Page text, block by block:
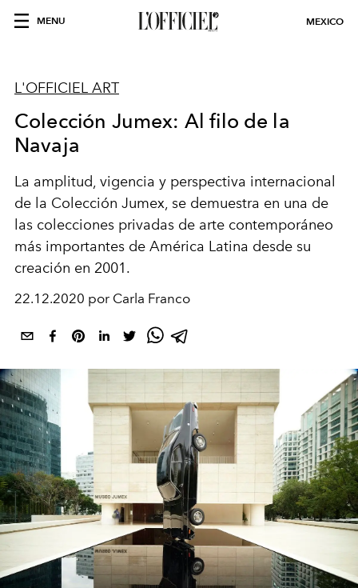
MENU MEXICO
L'OFFICIEL ART
Colección Jumex: Al filo de la
Navaja
La amplitud, vigencia y perspectiva internacional
de la Colección Jumex, se demuestra en una de
las colecciones privadas de arte contemporáneo
más importantes de América Latina desde su
creación en 2001.
22.12.2020 por Carla Franco